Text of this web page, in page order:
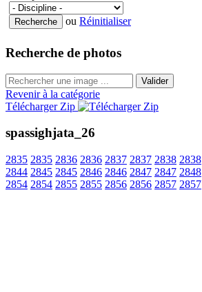
ou Réinitialiser
Recherche de photos
Valider
Revenir à la catégorie
Télécharger Zip
spassighjata_26
2835 2835 2836 2836 2837 2837 2838 2838
2844 2845 2845 2846 2846 2847 2847 2848
2854 2854 2855 2855 2856 2856 2857 2857